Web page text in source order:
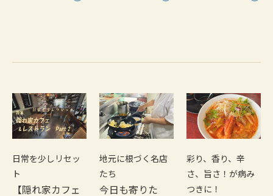
日常を少しリセッ
ト
【隠れ家カフェ
地元に根づく名店
たち
今日も寄りた
彩り、香り、辛
さ、旨さ！が病み
つきに！